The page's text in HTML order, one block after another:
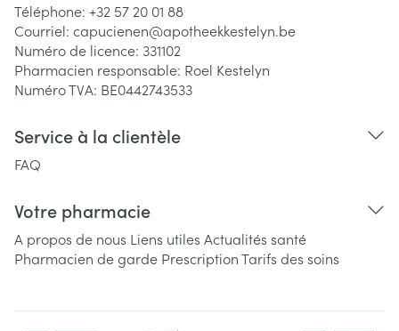
Téléphone: +32 57 20 01 88
Courriel: capucienen@apotheekkestelyn.be
Numéro de licence: 331102
Pharmacien responsable: Roel Kestelyn
Numéro TVA: BE0442743533
Service à la clientèle
FAQ
Votre pharmacie
A propos de nous Liens utiles Actualités santé
Pharmacien de garde PrescriptionTarifs des soins